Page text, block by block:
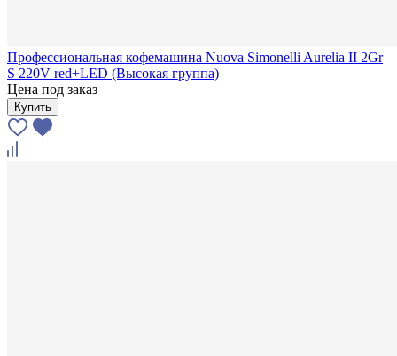
Профессиональная кофемашина Nuova Simonelli Aurelia II 2Gr
S 220V red+LED (Высокая группа)
Цена под заказ
Купить